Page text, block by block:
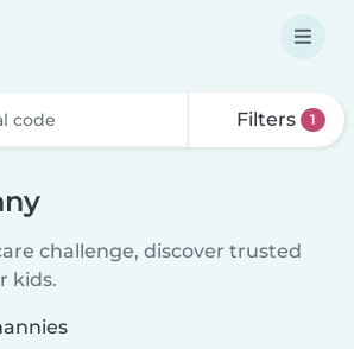
Filters 1
challenge, discover trusted
kids.